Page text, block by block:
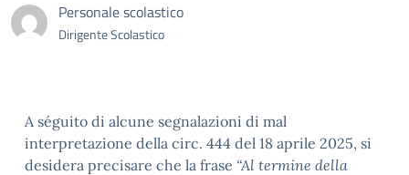
Personale scolastico
Dirigente Scolastico
A séguito di alcune segnalazioni di mal
interpretazione della circ. 444 del 18 aprile 2025, si
desidera precisare che la frase “Al termine della